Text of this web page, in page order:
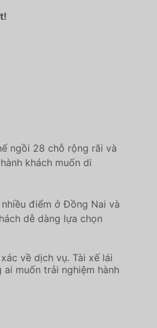
ngồi 28 chỗ rộng rãi và
khách muốn di
điểm ở Đồng Nai và
dễ dàng lựa chọn
về dịch vụ. Tài xế lái
muốn trải nghiệm hành